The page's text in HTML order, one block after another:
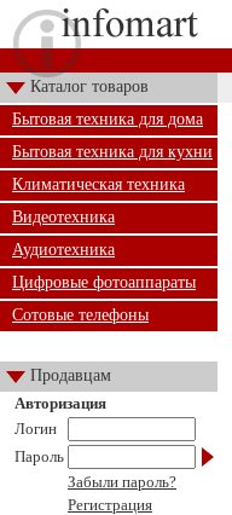
Каталог товаров
Бытовая техника для дома
Бытовая техника для кухни
Климатическая техника
Видеотехника
Аудиотехника
Цифровые фотоаппараты
Сотовые телефоны
Продавцам
Авторизация
Логин
Пароль
Забыли пароль?
Регистрация